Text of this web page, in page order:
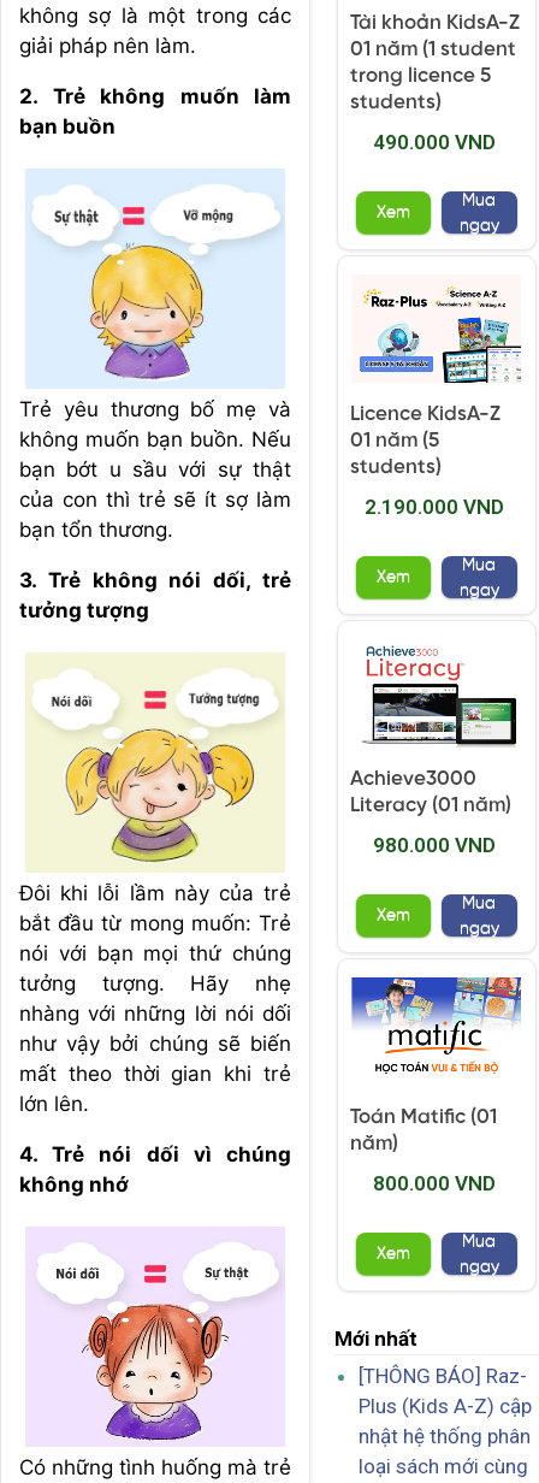
không sợ là một trong các
giải pháp nên làm.
2. Trẻ không muốn làm
bạn buồn
Trẻ yêu thương bố mẹ và
không muốn bạn buồn. Nếu
bạn bớt u sầu với sự thật
của con thì trẻ sẽ ít sợ làm
bạn tổn thương.
3. Trẻ không nói dối, trẻ
tưởng tượng
Đôi khi lỗi lầm này của trẻ
bắt đầu từ mong muốn: Trẻ
nói với bạn mọi thứ chúng
tưởng tượng. Hãy nhẹ
nhàng với những lời nói dối
như vậy bởi chúng sẽ biến
mất theo thời gian khi trẻ
lớn lên.
4. Trẻ nói dối vì chúng
không nhớ
Có những tình huống mà trẻ
Tài khoản KidsA-Z
01 năm (1 student
trong licence 5
students)
490.000 VND
Xem
Mua
ngay
Licence KidsA-Z
01 năm (5
students)
2.190.000 VND
Xem
Mua
ngay
Achieve3000
Literacy (01 năm)
980.000 VND
Xem
Mua
ngay
Toán Matific (01
năm)
800.000 VND
Xem
Mua
ngay
Mới nhất
[THÔNG BÁO] Raz-
Plus (Kids A-Z) cập
nhật hệ thống phân
loại sách mới cùng